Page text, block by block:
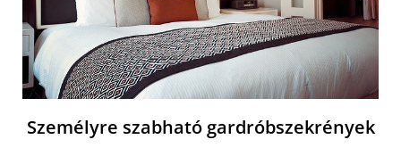
Személyre szabható gardróbszekrények